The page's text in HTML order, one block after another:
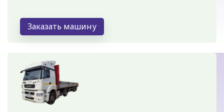
Заказать машину